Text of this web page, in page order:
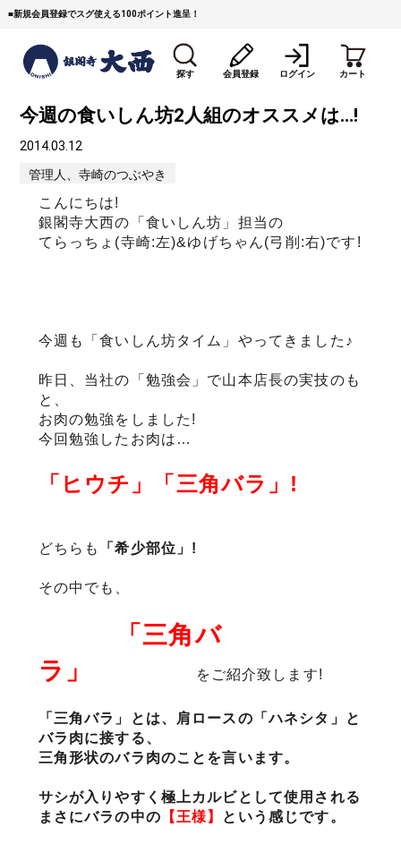
■新規会員登録でスグ使える100ポイント進呈！
探す
すき焼き 焼 肉 ステーキ
焼豚など（豚肉の加工
品）
牛丼など（牛肉の加工
品）
カレー・コロッケ・ハン
バーグ
サステナブル・和牛
会員登録 ログイン カート
今週の食いしん坊2人組のオススメは…!
2014.03.12
管理人、寺崎のつぶやき
こんにちは!
銀閣寺大西の「食いしん坊」担当の
てらっちょ(寺崎:左)&ゆげちゃん(弓削:右)です!
今週も「食いしん坊タイム」やってきました♪
昨日、当社の「勉強会」で山本店長の実技のも
と、
お肉の勉強をしました!
今回勉強したお肉は…
「ヒウチ」「三角バラ」!
どちらも 「希少部位」!
その中でも、
「三角バ
ラ」
をご紹介致します!
「三角バラ」とは、肩ロースの「ハネシタ」と
バラ肉に接する、
三角形状のバラ肉のことを言います。
サシが入りやすく極上カルビとして使用される
まさにバラの中の 【王様】 という感じです。